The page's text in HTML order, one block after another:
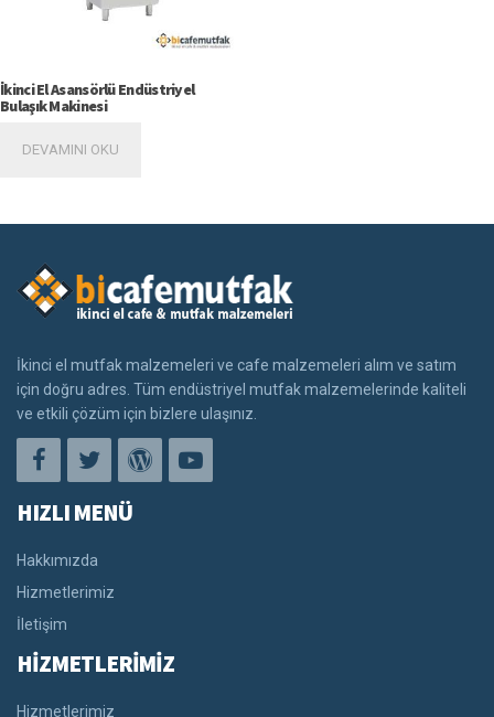
İkinci El Asansörlü Endüstriyel
Bulaşık Makinesi
DEVAMINI OKU
İkinci el mutfak malzemeleri ve cafe malzemeleri alım ve satım
için doğru adres. Tüm endüstriyel mutfak malzemelerinde kaliteli
ve etkili çözüm için bizlere ulaşınız.
HIZLI MENÜ
Hakkımızda
Hizmetlerimiz
İletişim
HİZMETLERİMİZ
Hizmetlerimiz